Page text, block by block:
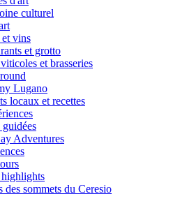
culturel
vins
et grotto
et brasseries
Lugano
locaux et recettes
Adventures
des sommets du Ceresio